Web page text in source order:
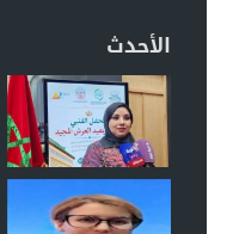
الأحدث